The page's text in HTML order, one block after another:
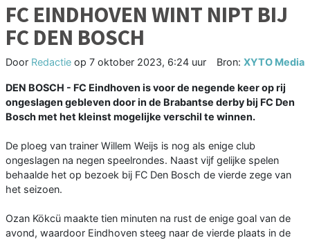
FC EINDHOVEN WINT NIPT BIJ
FC DEN BOSCH
Door Redactie op 7 oktober 2023, 6:24 uur Bron: XYTO Media
DEN BOSCH - FC Eindhoven is voor de negende keer op rij
ongeslagen gebleven door in de Brabantse derby bij FC Den
Bosch met het kleinst mogelijke verschil te winnen.
De ploeg van trainer Willem Weijs is nog als enige club
ongeslagen na negen speelrondes. Naast vijf gelijke spelen
behaalde het op bezoek bij FC Den Bosch de vierde zege van
het seizoen.
Ozan Kökcü maakte tien minuten na rust de enige goal van de
avond, waardoor Eindhoven steeg naar de vierde plaats in de